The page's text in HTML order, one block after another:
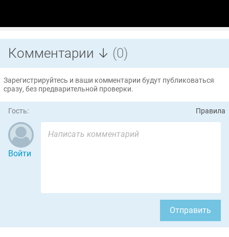
Комментарии ↓ (0)
Зарегистрируйтесь и ваши комментарии будут публиковаться
сразу, без предварительной проверки.
Гость: Правила
Войти
Отправить